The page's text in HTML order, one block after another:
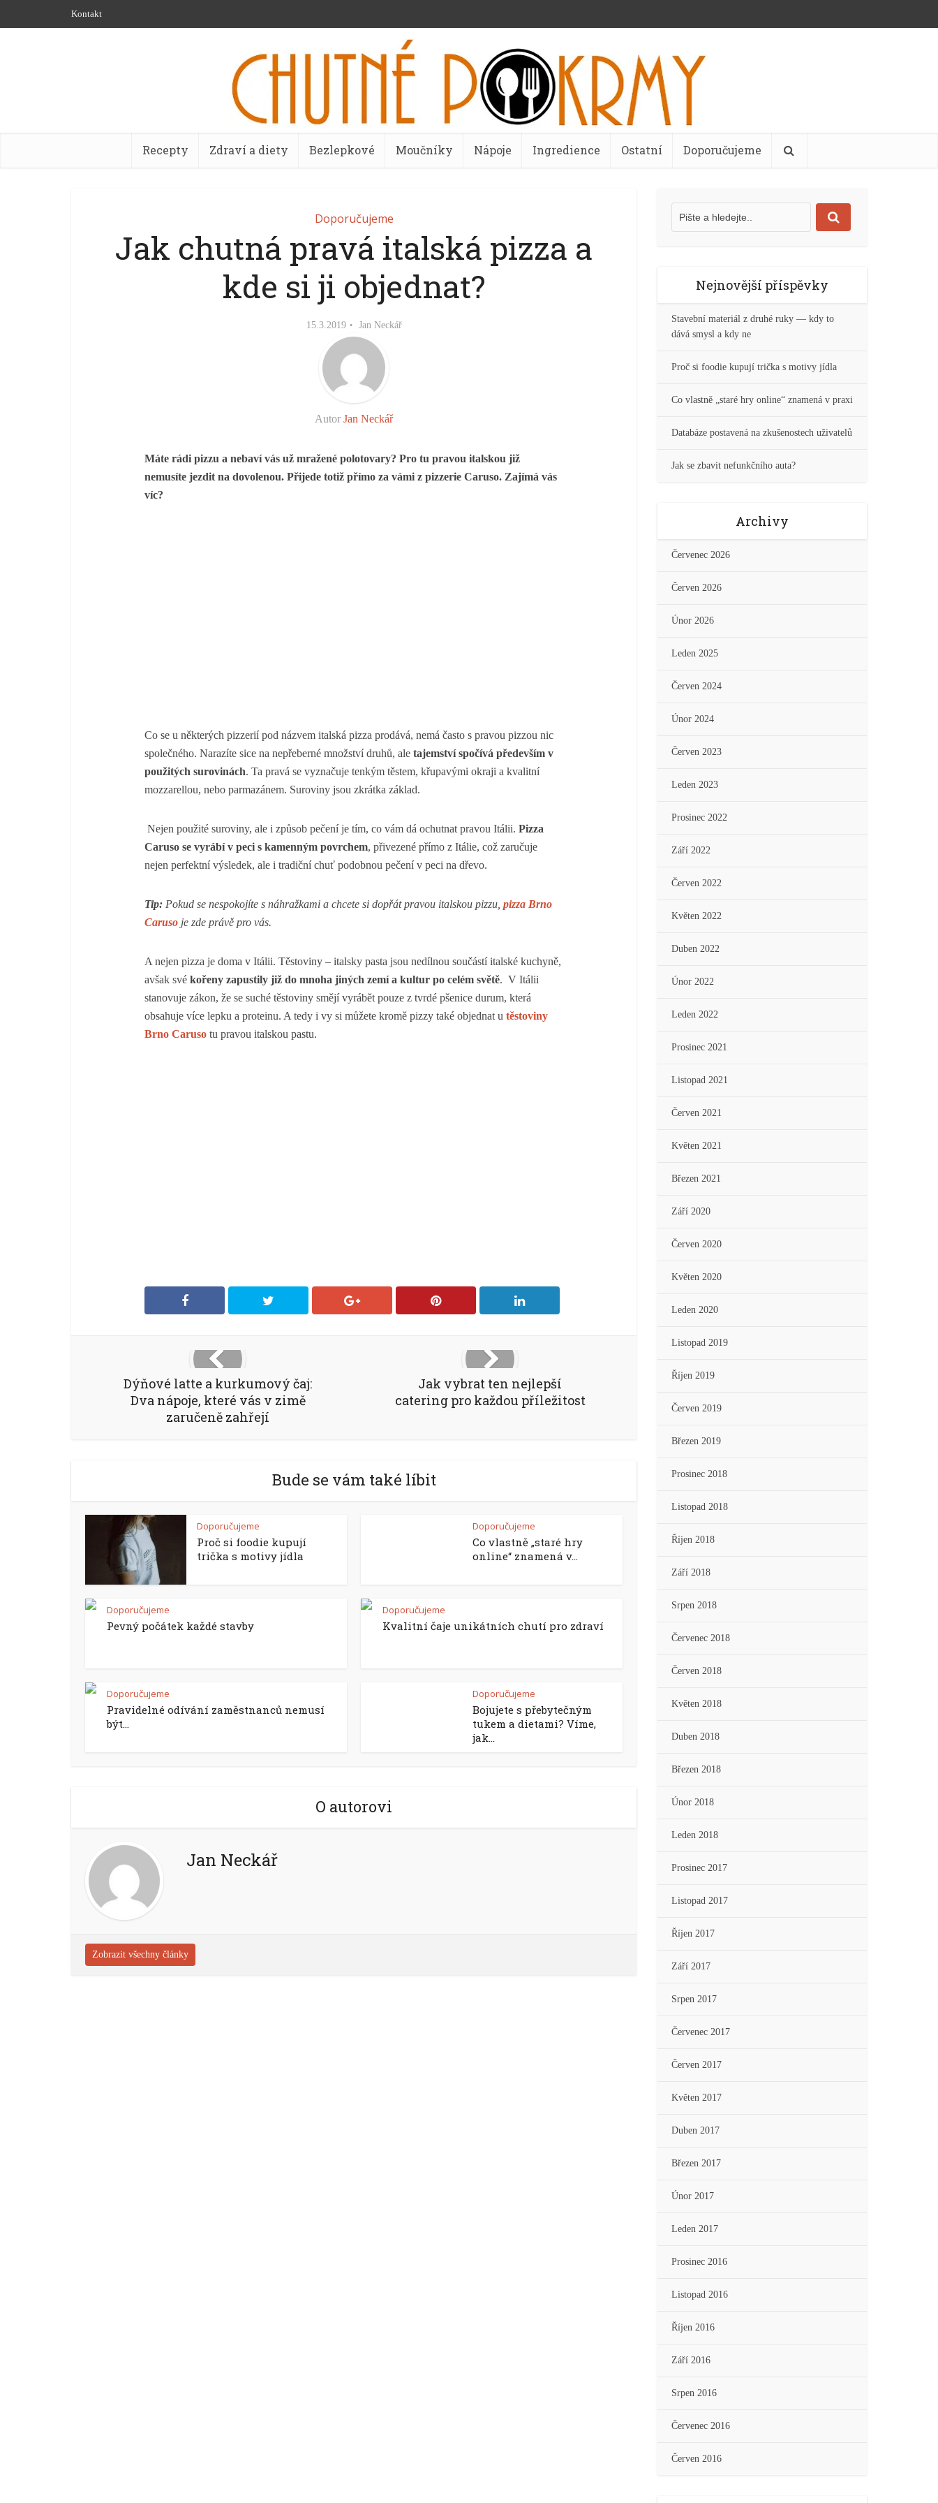
Kontakt
Recepty Zdraví a diety Bezlepkové Moučníky Nápoje Ingredience Ostatní Doporučujeme
Doporučujeme
Jak chutná pravá italská pizza a
kde si ji objednat?
15.3.2019 Jan Neckář
Autor Jan Neckář
Máte rádi pizzu a nebaví vás už mražené polotovary? Pro tu pravou italskou již
nemusíte jezdit na dovolenou. Přijede totiž přímo za vámi z pizzerie Caruso. Zajímá vás
víc?
Co se u některých pizzerií pod názvem italská pizza prodává, nemá často s pravou pizzou nic
společného. Narazíte sice na nepřeberné množství druhů, ale tajemství spočívá především v
použitých surovinách. Ta pravá se vyznačuje tenkým těstem, křupavými okraji a kvalitní
mozzarellou, nebo parmazánem. Suroviny jsou zkrátka základ.
Nejen použité suroviny, ale i způsob pečení je tím, co vám dá ochutnat pravou Itálii. Pizza
Caruso se vyrábí v peci s kamenným povrchem, přivezené přímo z Itálie, což zaručuje
nejen perfektní výsledek, ale i tradiční chuť podobnou pečení v peci na dřevo.
Tip: Pokud se nespokojíte s náhražkami a chcete si dopřát pravou italskou pizzu, pizza Brno
Caruso je zde právě pro vás.
A nejen pizza je doma v Itálii. Těstoviny – italsky pasta jsou nedílnou součástí italské kuchyně,
avšak své kořeny zapustily již do mnoha jiných zemí a kultur po celém světě. V Itálii
stanovuje zákon, že se suché těstoviny smějí vyrábět pouze z tvrdé pšenice durum, která
obsahuje více lepku a proteinu. A tedy i vy si můžete kromě pizzy také objednat u těstoviny
Brno Caruso tu pravou italskou pastu.
Dýňové latte a kurkumový čaj:
Dva nápoje, které vás v zimě
zaručeně zahřejí
Jak vybrat ten nejlepší
catering pro každou příležitost
Bude se vám také líbit
Doporučujeme
Proč si foodie kupují
trička s motivy jídla
Doporučujeme
Co vlastně „staré hry
online“ znamená v...
Doporučujeme
Pevný počátek každé stavby
Doporučujeme
Kvalitní čaje unikátních chutí pro zdraví
Doporučujeme
Pravidelné odívání zaměstnanců nemusí
být...
Doporučujeme
Bojujete s přebytečným
tukem a dietami? Víme,
jak...
O autorovi
Jan Neckář
Zobrazit všechny články
Nejnovější příspěvky
Stavební materiál z druhé ruky — kdy to
dává smysl a kdy ne
Proč si foodie kupují trička s motivy jídla
Co vlastně „staré hry online“ znamená v praxi
Databáze postavená na zkušenostech uživatelů
Jak se zbavit nefunkčního auta?
Archivy
Červenec 2026
Červen 2026
Únor 2026
Leden 2025
Červen 2024
Únor 2024
Červen 2023
Leden 2023
Prosinec 2022
Září 2022
Červen 2022
Květen 2022
Duben 2022
Únor 2022
Leden 2022
Prosinec 2021
Listopad 2021
Červen 2021
Květen 2021
Březen 2021
Září 2020
Červen 2020
Květen 2020
Leden 2020
Listopad 2019
Říjen 2019
Červen 2019
Březen 2019
Prosinec 2018
Listopad 2018
Říjen 2018
Září 2018
Srpen 2018
Červenec 2018
Červen 2018
Květen 2018
Duben 2018
Březen 2018
Únor 2018
Leden 2018
Prosinec 2017
Listopad 2017
Říjen 2017
Září 2017
Srpen 2017
Červenec 2017
Červen 2017
Květen 2017
Duben 2017
Březen 2017
Únor 2017
Leden 2017
Prosinec 2016
Listopad 2016
Říjen 2016
Září 2016
Srpen 2016
Červenec 2016
Červen 2016